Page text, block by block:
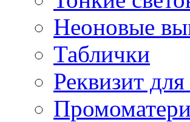
Неоновые
Таблички
Реквизит